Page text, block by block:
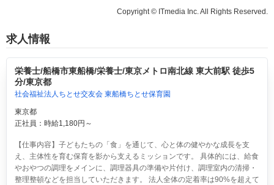
Copyright © ITmedia Inc. All Rights Reserved.
求人情報
栄養士/船橋市東船橋/栄養士/東京メトロ南北線 東大前駅 徒歩5
分/東京都
社会福祉法人ちとせ交友会 東船橋ちとせ保育園
東京都
正社員：時給1,180円～
【仕事内容】子どもたちの「食」を通じて、心と体の健やかな成長を支
え、主体性を育む保育を影から支えるミッションです。 具体的には、給食
やおやつの調理をメインに、調理器具の準備や片付け、調理室内の清掃・
整理整頓などを担当していただきます。 法人全体の定着率は90%を超えて